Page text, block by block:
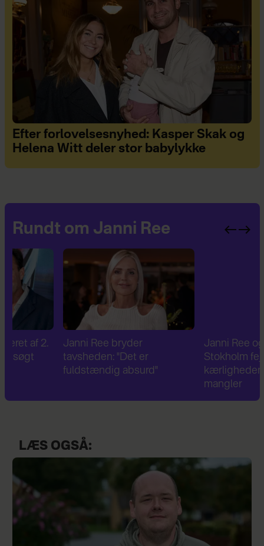
Efter forlovelsesnyhed: Kasper Skak og
Helena Witt deler stor babylykke
Rundt om Janni Ree
Janni Ree bryder
tavsheden: "Det er
fuldstændig absurd"
Janni Ree og Jeppe
Stokholm fejrer og
kærligheden – men én
LÆS OGSÅ: